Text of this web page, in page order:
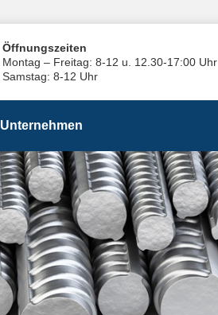
Öffnungszeiten
Montag – Freitag: 8-12 u. 12.30-17:00 Uhr
Samstag: 8-12 Uhr
Unternehmen